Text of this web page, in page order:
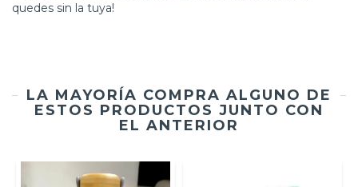
quedes sin la tuya!
LA MAYORÍA COMPRA ALGUNO DE
ESTOS PRODUCTOS JUNTO CON
EL ANTERIOR